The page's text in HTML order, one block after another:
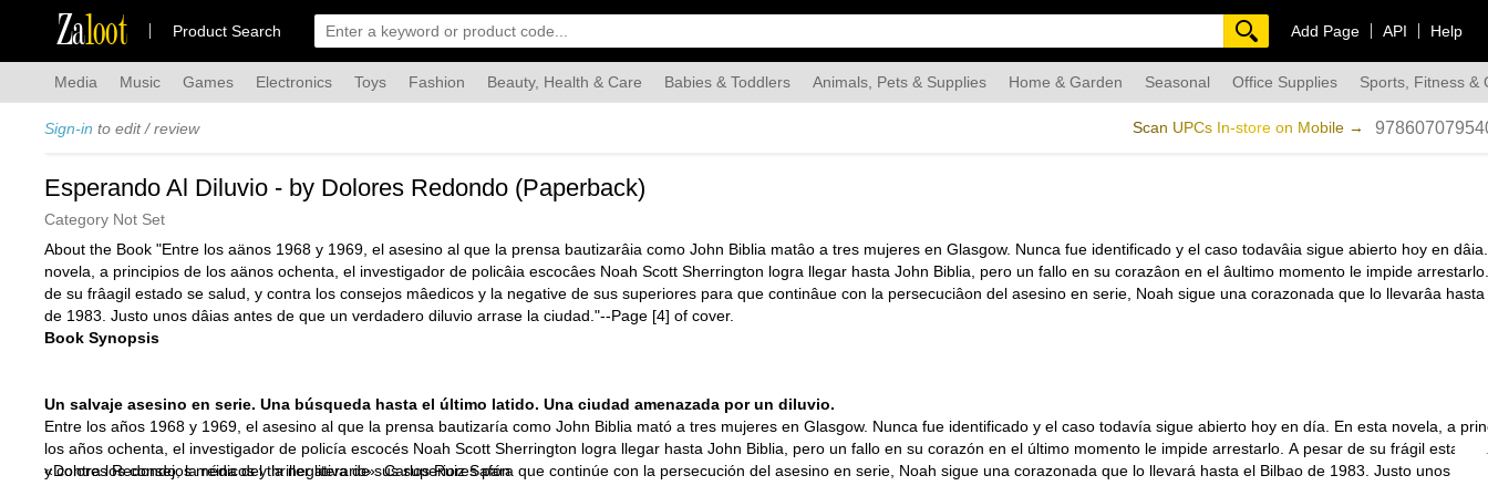
Zaloot Product Search Add Page API Help
Media Music Games Electronics Toys Fashion Beauty, Health & Care Babies & Toddlers Animals, Pets & Supplies Home & Garden Seasonal Office Supplies Sports, Fitness &
Sign-in to edit / review Scan UPCs In-store on Mobile →
Esperando Al Diluvio - by Dolores Redondo (Paperback)
Category Not Set
About the Book "Entre los aänos 1968 y 1969, el asesino al que la prensa bautizarâia como John Biblia matâo a tres mujeres en Glasgow. Nunca fue identificado y el caso todavâia sigue abierto hoy en
novela, a principios de los aänos ochenta, el investigador de policâia escocâes Noah Scott Sherrington logra llegar hasta John Biblia, pero un fallo en su corazâon en el âultimo momento le impide
de su frâagil estado se salud, y contra los consejos mâedicos y la negative de sus superiores para que continâue con la persecuciâon del asesino en serie, Noah sigue una corazonada que lo llevarâa hasta
de 1983. Justo unos dâias antes de que un verdadero diluvio arrase la ciudad."--Page [4] of cover.
Book Synopsis
Un salvaje asesino en serie. Una búsqueda hasta el último latido. Una ciudad amenazada por un diluvio.
Entre los años 1968 y 1969, el asesino al que la prensa bautizaría como John Biblia mató a tres mujeres en Glasgow. Nunca fue identificado y el caso todavía sigue abierto hoy en día. En esta novela, a
los años ochenta, el investigador de policía escocés Noah Scott Sherrington logra llegar hasta John Biblia, pero un fallo en su corazón en el último momento le impide arrestarlo. A pesar de su frágil estado
y contra los consejos médicos y la negativa de sus superiores para que continúe con la persecución del asesino en serie, Noah sigue una corazonada que lo llevará hasta el Bilbao de 1983. Justo unos
«Dolores Redondo, la reina del thriller literario». Carlos Ruiz Safón